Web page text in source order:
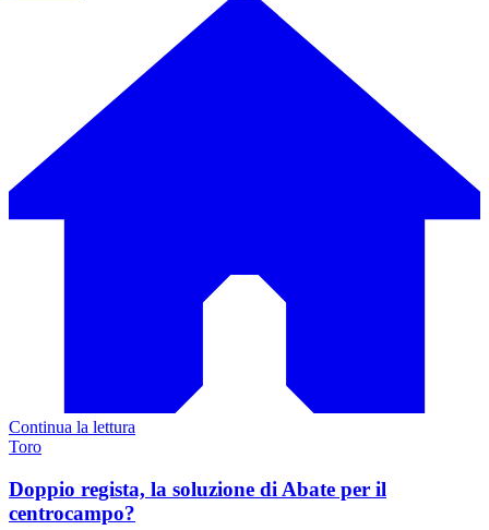
Continua la lettura
Toro
Doppio regista, la soluzione di Abate per il
centrocampo?